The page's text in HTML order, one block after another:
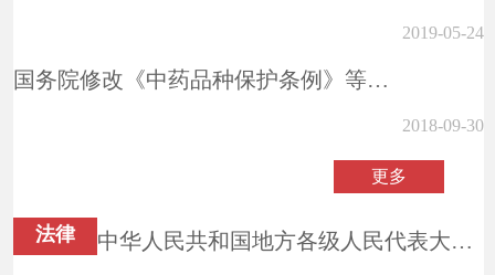
2019-05-24
国务院修改《中药品种保护条例》等行政法规部分条款
2018-09-30
更多
法律 中华人民共和国地方各级人民代表大会和地方各级人民政府组织法